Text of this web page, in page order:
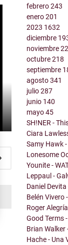
febrero243
enero201
2023 1632
diciembre
noviembre
octubre218
septiembre
agosto341
julio287
junio 140
mayo45
SH!NER -
Ciara
Samy Hawk
Lonesome
Younite -
Leppaul -
Daniel
Belén Vivero
Roger
Good Terms
Brian Walker
Hache - Una